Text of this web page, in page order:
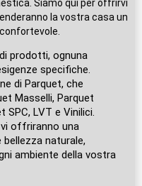
Siamo qui per offrirvi
la vostra casa un
prodotti, ognuna
specifiche.
di Parquet, che
Masselli, Parquet
SPC, LVT e Vinilici.
offriranno una
naturale,
ambiente della vostra